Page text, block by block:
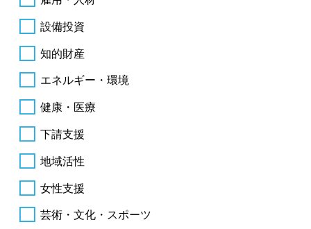
設備投資
知的財産
エネルギー・環境
健康・医療
下請支援
地域活性
女性支援
芸術・文化・スポーツ